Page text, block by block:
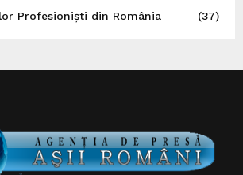
Profesioniști din România
(37)